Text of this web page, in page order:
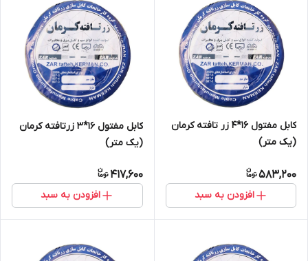
کابل مفتول 16*4 زر تافته کرمان
(یک متر)
583,200
افزودن به سبد
کابل مفتول 16*3 زرتافته کرمان
(یک متر)
417,600
افزودن به سبد